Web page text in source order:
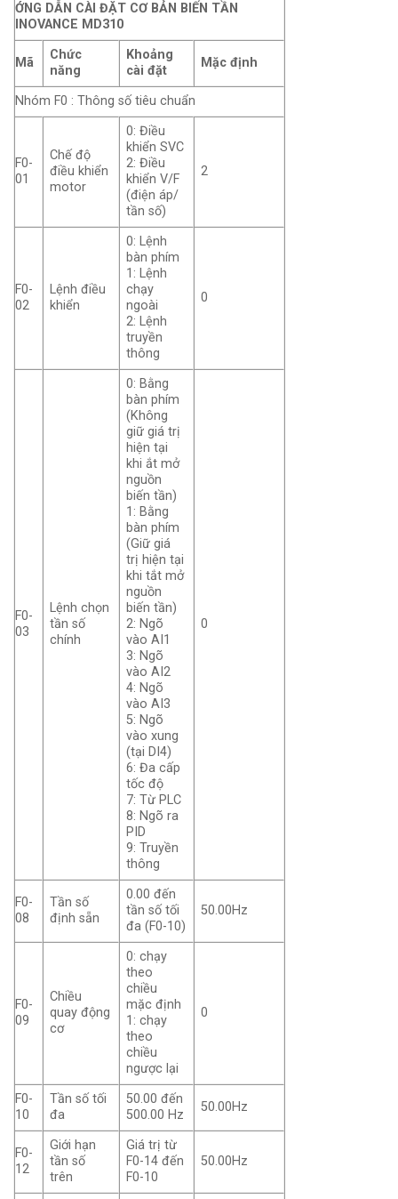
ỚNG DẪN CÀI ĐẶT CƠ BẢN BIẾN TẦN
INOVANCE MD310
Mã
Chức
năng
Khoảng
cài đặt
Mặc định
Nhóm F0 : Thông số tiêu chuẩn
F0-
01
Chế độ
điều khiển
motor
0: Điều
khiển SVC
2: Điều
khiển V/F
(điện áp/
tần số)
2
F0-
02
Lệnh điều
khiển
0: Lệnh
bàn phím
1: Lệnh
chạy
ngoài
2: Lệnh
truyền
thông
0
F0-
03
Lệnh chọn
tần số
chính
0: Bằng
bàn phím
(Không
giữ giá trị
hiện tại
khi ắt mở
nguồn
biến tần)
1: Bằng
bàn phím
(Giữ giá
trị hiện tại
khi tắt mở
nguồn
biến tần)
2: Ngõ
vào AI1
3: Ngõ
vào AI2
4: Ngõ
vào AI3
5: Ngõ
vào xung
(tại DI4)
6: Đa cấp
tốc độ
7: Từ PLC
8: Ngõ ra
PID
9: Truyền
thông
0
F0-
08
Tần số
định sẵn
0.00 đến
tần số tối
đa (F0-10)
50.00Hz
F0-
09
Chiều
quay động
cơ
0: chạy
theo
chiều
mặc định
1: chạy
theo
chiều
ngược lại
0
F0-
10
Tần số tối
đa
50.00 đến
500.00 Hz
50.00Hz
F0-
12
Giới hạn
tần số
trên
Giá trị từ
F0-14 đến
F0-10
50.00Hz